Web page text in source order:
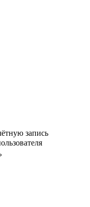
запись